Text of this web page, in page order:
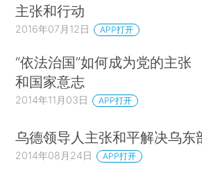
主张和行动
2016年07月12日 APP打开
“依法治国”如何成为党的主张
和国家意志
2014年11月03日 APP打开
乌德领导人主张和平解决乌东
2014年08月24日 APP打开